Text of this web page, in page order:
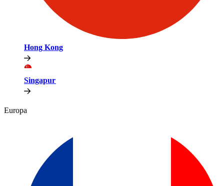
Hong Kong​​
Singapur​​
Europa​​